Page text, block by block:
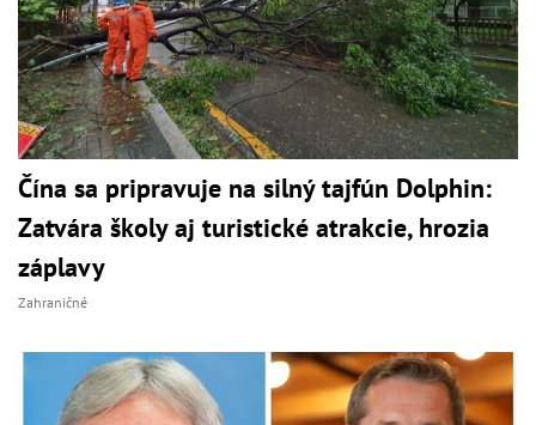
Čína sa pripravuje na silný tajfún Dolphin:
Zatvára školy aj turistické atrakcie, hrozia
záplavy
Zahraničné